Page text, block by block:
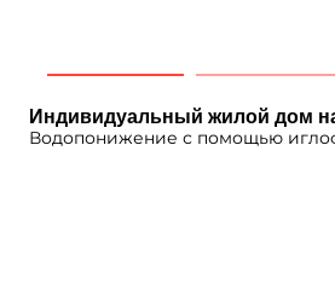
Индивидуальный жилой дом
Водопонижение с помощью